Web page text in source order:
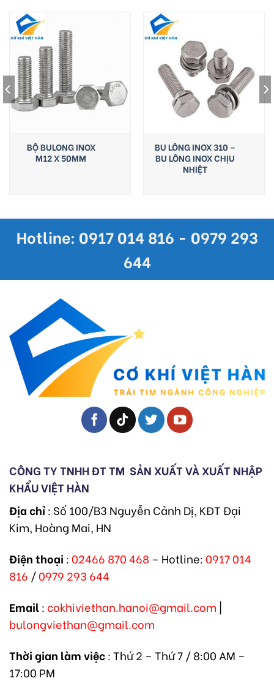
BỘ BULONG INOX
M12 X 50MM
BU LÔNG INOX 310 –
BU LÔNG INOX CHỊU
NHIỆT
Hotline: 0917 014 816 - 0979 293
644
CÔNG TY TNHH ĐT TM SẢN XUẤT VÀ XUẤT NHẬP
KHẨU VIỆT HÀN
Địa chỉ: Số 100/B3 Nguyễn Cảnh Dị, KĐT Đại
Kim, Hoàng Mai, HN
Điện thoại : 02466 870 468 – Hotline: 0917 014
816 /0979 293 644
Email: cokhiviethan.hanoi@gmail.com |
bulongviethan@gmail.com
Thời gian làm việc: Thứ 2 – Thứ 7 / 8:00 AM –
17:00 PM